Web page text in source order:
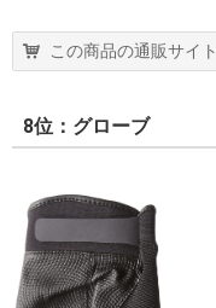
この商品の通販サイ
8位：グローブ